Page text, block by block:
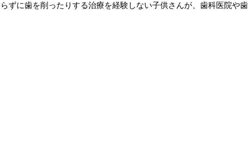
ずに歯を削ったりする治療を経験しない子供さんが、歯科医院や歯